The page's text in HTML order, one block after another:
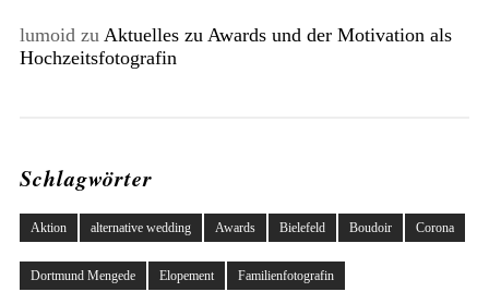
lumoidzu Aktuelles zu Awards und der Motivation als
Hochzeitsfotografin
Schlagwörter
Aktion alternative wedding Awards Bielefeld Boudoir Corona
Dortmund Mengede Elopement Familienfotografin